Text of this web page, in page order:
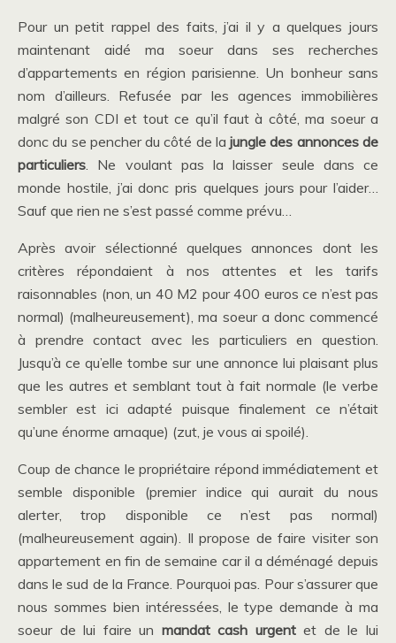
Pour un petit rappel des faits, j’ai il y a quelques jours
maintenant aidé ma soeur dans ses recherches
d’appartements en région parisienne. Un bonheur sans
nom d’ailleurs. Refusée par les agences immobilières
malgré son CDI et tout ce qu’il faut à côté, ma soeur a
donc du se pencher du côté de la jungle des annonces de
particuliers. Ne voulant pas la laisser seule dans ce
monde hostile, j’ai donc pris quelques jours pour l’aider…
Sauf que rien ne s’est passé comme prévu…
Après avoir sélectionné quelques annonces dont les
critères répondaient à nos attentes et les tarifs
raisonnables (non, un 40 M2 pour 400 euros ce n’est pas
normal) (malheureusement), ma soeur a donc commencé
à prendre contact avec les particuliers en question.
Jusqu’à ce qu’elle tombe sur une annonce lui plaisant plus
que les autres et semblant tout à fait normale (le verbe
sembler est ici adapté puisque finalement ce n’était
qu’une énorme arnaque) (zut, je vous ai spoilé).
Coup de chance le propriétaire répond immédiatement et
semble disponible (premier indice qui aurait du nous
alerter, trop disponible ce n’est pas normal)
(malheureusement again). Il propose de faire visiter son
appartement en fin de semaine car il a déménagé depuis
dans le sud de la France. Pourquoi pas. Pour s’assurer que
nous sommes bien intéressées, le type demande à ma
soeur de lui faire un mandat cash urgentet de le lui